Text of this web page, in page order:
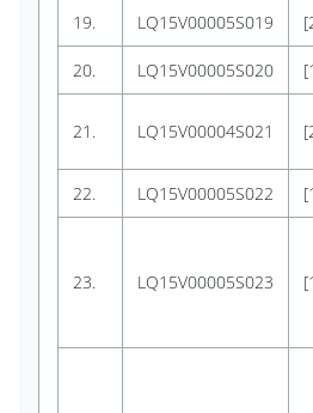
19. LQ15V00005S019
20. LQ15V00005S020
21. LQ15V00004S021
22. LQ15V00005S022
23. LQ15V00005S023